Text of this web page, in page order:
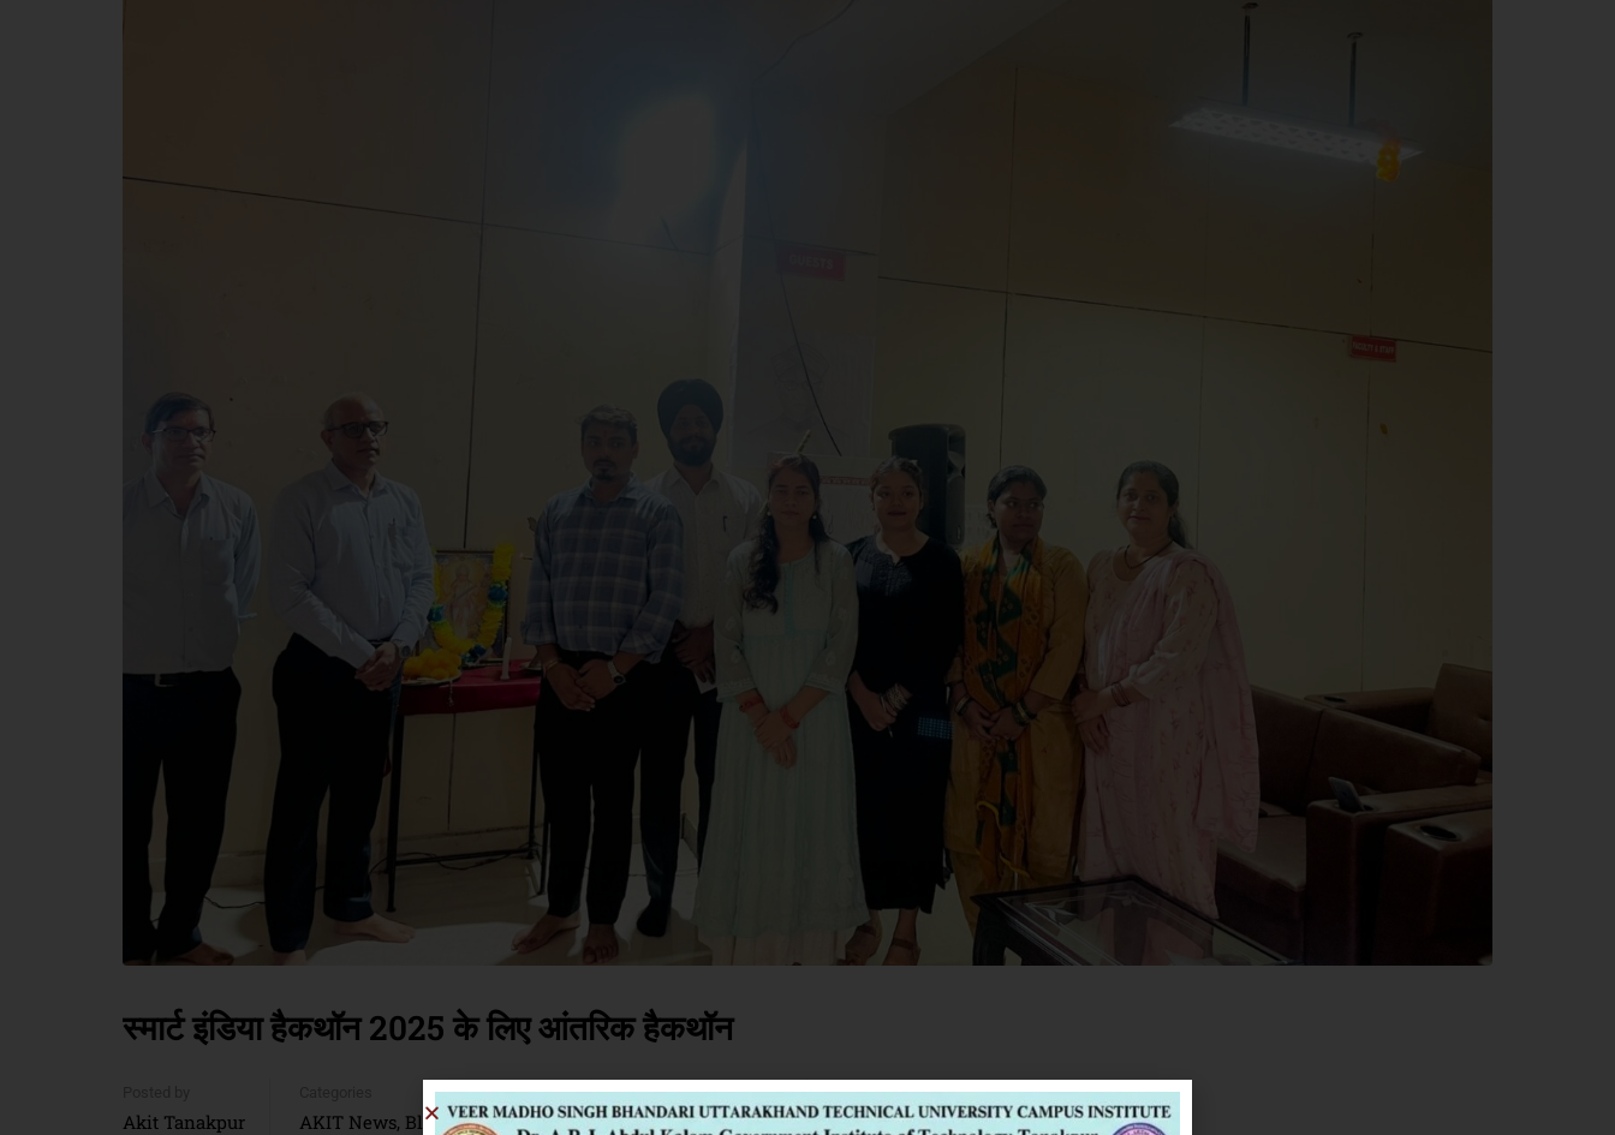
स्मार्ट इंडिया हैकथॉन 2025 के लिए आंतरिक हैकथॉन
Akit Tanakpur AKIT News, Blog ,Press Release
Date
September 27, 2025
Comments
0 Comment